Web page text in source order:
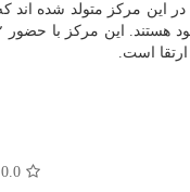
ارتقا است.
0.0